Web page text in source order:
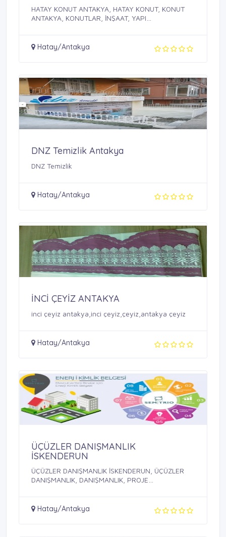
HATAY KONUT ANTAKYA, HATAY KONUT, KONUT
ANTAKYA, KONUTLAR, İNŞAAT, YAPI
Hatay/Antakya
DNZ Temizlik Antakya
DNZ Temizlik
Hatay/Antakya
İNCİ ÇEYİZ ANTAKYA
inci çeyiz antakya,inci çeyiz,çeyiz,antakya çeyiz
Hatay/Antakya
ÜÇÜZLER DANIŞMANLIK
İSKENDERUN
ÜÇÜZLER DANIŞMANLIK İSKENDERUN, ÜÇÜZLER
DANIŞMANLIK, DANIŞMANLIK, PROJE
Hatay/Antakya